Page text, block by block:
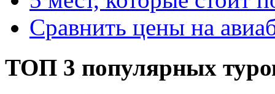
Сравнить цены на
ТОП 3 популярных